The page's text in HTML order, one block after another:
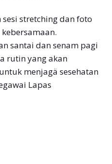
stretching dan foto
santai dan senam pagi
rutin yang akan
menjagä sesehatan
Lapas